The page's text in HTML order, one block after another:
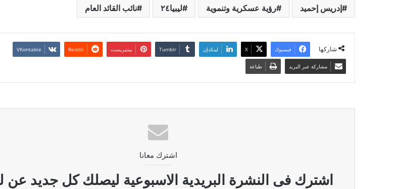
إدريس إحميد رؤية عسكرية وتنموية ليبيا٢٤ نائب القائد العام
شاركها فيسبوك ‫X لينكدإن بينتيريست
مشاركة عبر البريد طباعة
اشترك معانا
اشترك فى النشرة البريدية الاسبوعية ليصلك كل جديد عن